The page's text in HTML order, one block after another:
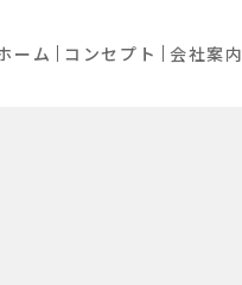
ーム コンセプト 会社案内